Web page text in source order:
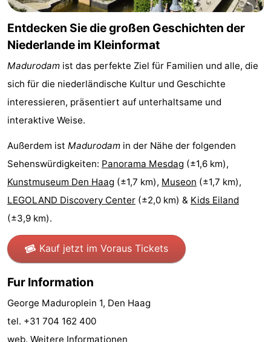
aan
Natur
Kennermerland
-
Haarlem
-
Leiden
Bollenstreek
Natur
Hollands
-
Noordwijk
Den
-
Entdecken Sie die großen Geschichten der
Niederlande im Kleinformat
Madurodam ist das perfekte Ziel für Familien und alle, die
sich für die niederländische Kultur und Geschichte
interessieren, präsentiert auf unterhaltsame und
interaktive Weise.
Außerdem ist Madurodam in der Nähe der folgenden
Sehenswürdigkeiten: Panorama Mesdag (±1,6 km),
Kunstmuseum Den Haag (±1,7 km), Museon (±1,7 km),
LEGOLAND Discovery Center (±2,0 km) & Kids Eiland
(±3,9 km).
Kauf jetzt im Voraus Tickets
Fur Information
George Maduroplein 1, Den Haag
tel. +31 704 162 400
web. Weitere Informationen